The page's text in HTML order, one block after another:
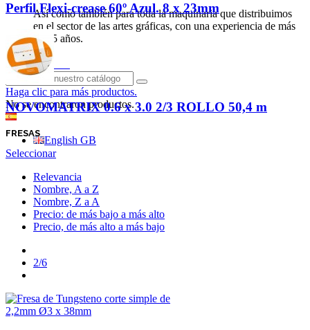
Así como también para toda la maquinaria que distribuimos
en el sector de las artes gráficas, con una experiencia de más
de 25 años.
Iniciar sesión
Haga clic para más productos.
No se encontraron productos.
Español
English GB
Perfil Flexi-crease 60º Azul. 8 x 23mm
NOVOMATRIX 0.6 x 3.0 2/3 ROLLO 50,4 m
FRESAS
Seleccionar
Relevancia
Nombre, A a Z
Nombre, Z a A
Precio: de más bajo a más alto
Precio, de más alto a más bajo
2/6